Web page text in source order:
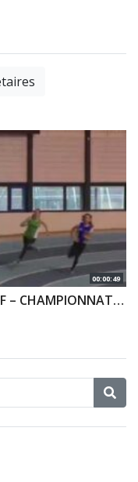
00:00:49
200M – GROUPE A – FINALE 7 – CAF – CHAMPIONNAT 92 & 78 INDOOR 03/12/2017 – EAUBONNE